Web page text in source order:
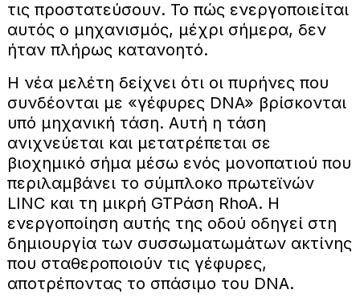
τις προστατεύσουν. Το πώς ενεργοποιείται
αυτός ο μηχανισμός, μέχρι σήμερα, δεν
ήταν πλήρως κατανοητό.
Η νέα μελέτη δείχνει ότι οι πυρήνες που
συνδέονται με «γέφυρες DNA» βρίσκονται
υπό μηχανική τάση. Αυτή η τάση
ανιχνεύεται και μετατρέπεται σε
βιοχημικό σήμα μέσω ενός μονοπατιού που
περιλαμβάνει το σύμπλοκο πρωτεϊνών
LINC και τη μικρή GTPάση RhoA. Η
ενεργοποίηση αυτής της οδού οδηγεί στη
δημιουργία των συσσωματωμάτων ακτίνης
που σταθεροποιούν τις γέφυρες,
αποτρέποντας το σπάσιμο του DNA.